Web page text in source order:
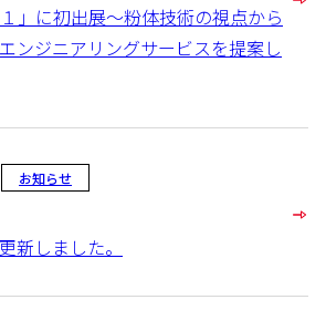
」に初出展～粉体技術の視点から
ンジニアリングサービスを提案し
お知らせ
新しました。